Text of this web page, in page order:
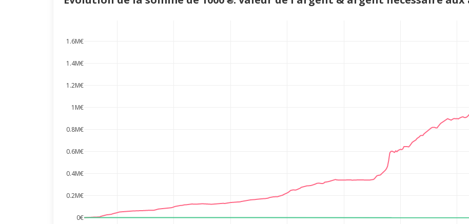
0€
0.2M€
0.4M€
0.6M€
0.8M€
1M€
1.2M€
1.4M€
1.6M€